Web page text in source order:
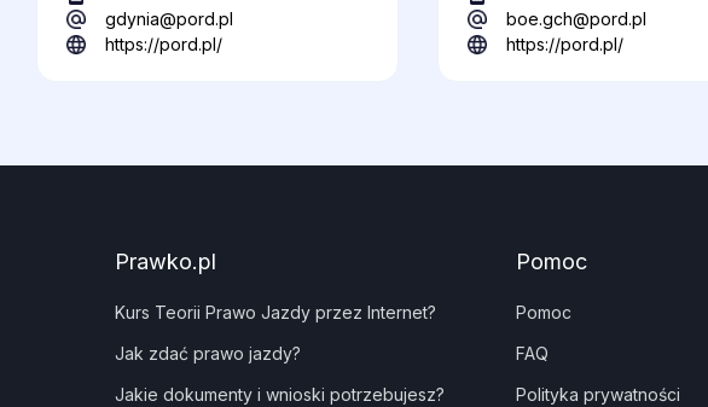
gdynia@pord.pl
https://pord.pl/
boe.gch@pord.pl
https://pord.pl/
Prawko.pl
Kurs Teorii Prawo Jazdy przez Internet?
Jak zdać prawo jazdy?
Jakie dokumenty i wnioski potrzebujesz?
Pomoc
Pomoc
FAQ
Polityka prywatności